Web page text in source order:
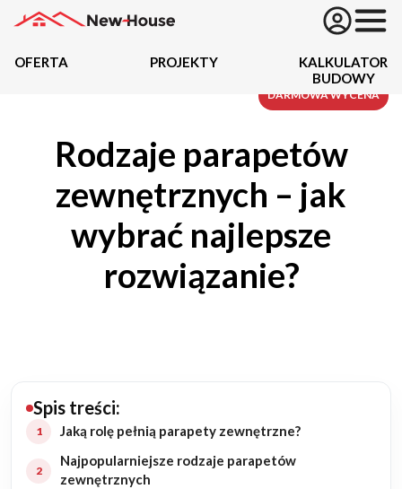
Oferta
Działki
Kredyty
Budowa domu
Rezydencje
OFERTA PROJEKTY
KALKULATOR
BUDOWY
Rodzaje parapetów
zewnętrznych – jak
wybrać najlepsze
rozwiązanie?
Spis treści:
Jaką rolę pełnią parapety zewnętrzne?
Najpopularniejsze rodzaje parapetów
zewnętrznych
DARMOWA WYCENA